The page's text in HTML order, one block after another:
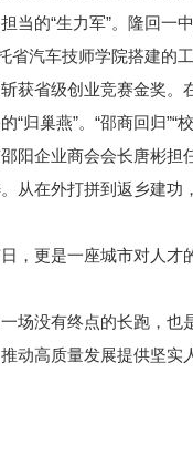
的“生力军”。隆回一
省汽车技师学院搭建
获省级创业竞赛金奖。
巢燕”。“邵商回归”“
阳企业商会会长唐彬担
从在外打拼到返乡建
更是一座城市对人才
没有终点的长跑，也
动高质量发展提供坚实